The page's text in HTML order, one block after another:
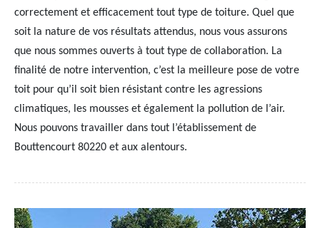
correctement et efficacement tout type de toiture. Quel que
soit la nature de vos résultats attendus, nous vous assurons
que nous sommes ouverts à tout type de collaboration. La
finalité de notre intervention, c’est la meilleure pose de votre
toit pour qu’il soit bien résistant contre les agressions
climatiques, les mousses et également la pollution de l’air.
Nous pouvons travailler dans tout l’établissement de
Bouttencourt 80220 et aux alentours.